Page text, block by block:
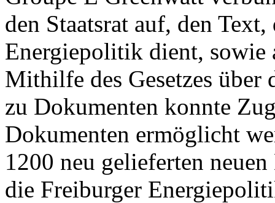
den Staatsrat auf, den
Energiepolitik dient, sowie
Mithilfe des Gesetzes
zu Dokumenten konnte
Dokumenten ermöglicht
1200 neu gelieferten
die Freiburger